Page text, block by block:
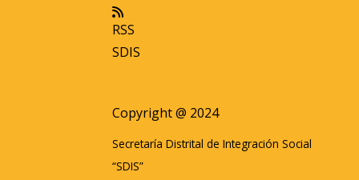
RSS
SDIS
Copyright @ 2024
Secretaría Distrital de Integración Social
“SDIS”